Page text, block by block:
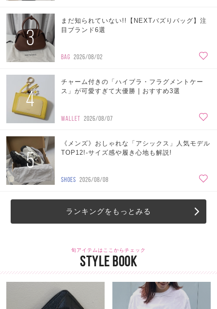
3
まだ知られていない!!【NEXTバズりバッグ】注
目ブランド6選
BAG 2026/08/02
4
チャーム付きの「ハイブラ・フラグメントケー
ス」が可愛すぎて大優勝 | おすすめ3選
WALLET 2026/08/07
5
《メンズ》おしゃれな「アシックス」人気モデル
TOP12!-サイズ感や履き心地も解説!
SHOES 2026/08/08
ランキングをもっとみる
旬アイテムはここからチェック
STYLE BOOK